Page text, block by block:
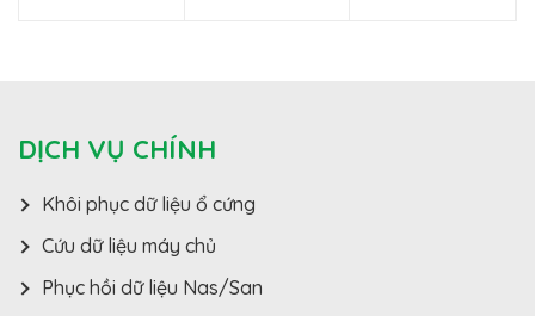
DỊCH VỤ CHÍNH
Khôi phục dữ liệu ổ cứng
Cứu dữ liệu máy chủ
Phục hồi dữ liệu Nas/San